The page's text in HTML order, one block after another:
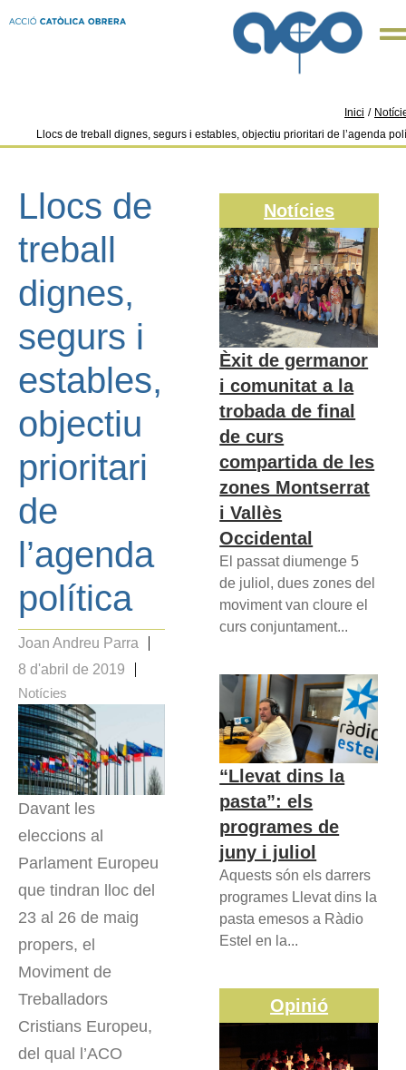
Inici /
Llocs de treball dignes, segurs i estables, objectiu prioritari de l’agenda
Llocs de
treball
dignes,
segurs i
estables,
objectiu
prioritari
de
l’agenda
política
Joan Andreu Parra
8 d'abril de 2019
Notícies
Davant les
eleccions al
Parlament Europeu
que tindran lloc del
23 al 26 de maig
propers, el
Moviment de
Treballadors
Cristians Europeu,
del qual l’ACO
Notícies
Èxit de germanor
i comunitat a la
trobada de final
de curs
compartida de les
zones Montserrat
i Vallès
Occidental
El passat diumenge 5
de juliol, dues zones del
moviment van cloure el
curs conjuntament...
“Llevat dins la
pasta”: els
programes de
juny i juliol
Aquests són els darrers
programes Llevat dins la
pasta emesos a Ràdio
Estel en la...
Opinió